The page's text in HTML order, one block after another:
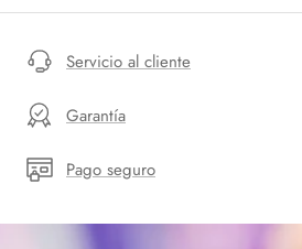
Servicio al cliente
Garantía
Pago seguro